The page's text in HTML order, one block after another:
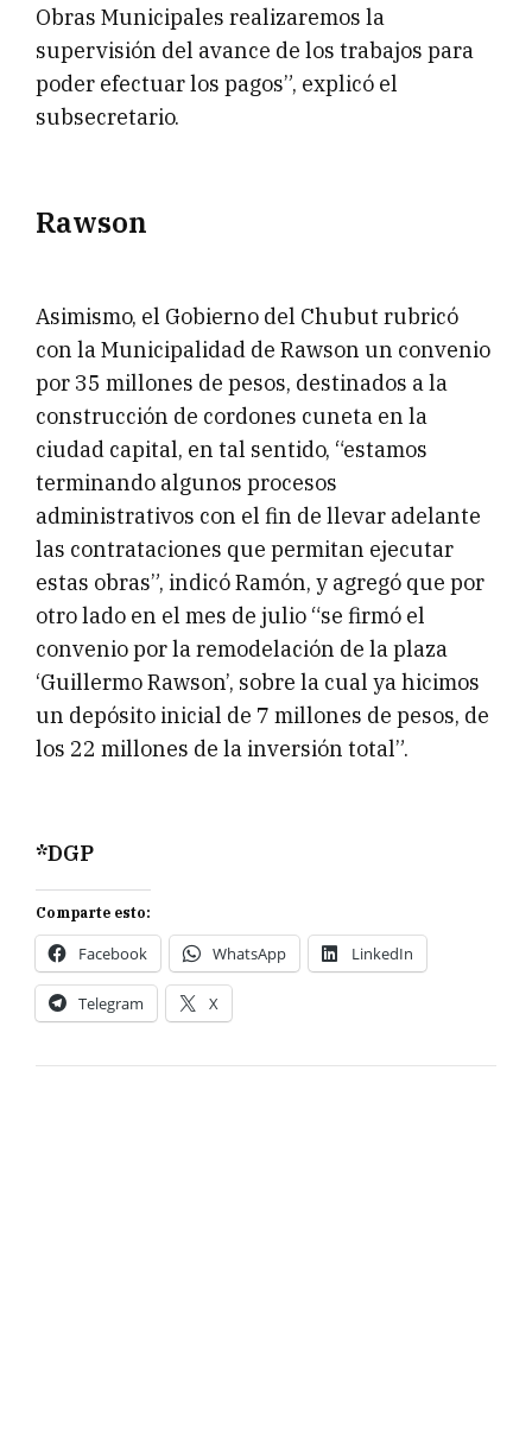
Obras Municipales realizaremos la
supervisión del avance de los trabajos para
poder efectuar los pagos”, explicó el
subsecretario.
Rawson
Asimismo, el Gobierno del Chubut rubricó
con la Municipalidad de Rawson un convenio
por 35 millones de pesos, destinados a la
construcción de cordones cuneta en la
ciudad capital, en tal sentido, “estamos
terminando algunos procesos
administrativos con el fin de llevar adelante
las contrataciones que permitan ejecutar
estas obras”, indicó Ramón, y agregó que por
otro lado en el mes de julio “se firmó el
convenio por la remodelación de la plaza
‘Guillermo Rawson’, sobre la cual ya hicimos
un depósito inicial de 7 millones de pesos, de
los 22 millones de la inversión total”.
*DGP
Comparte esto:
Facebook WhatsApp LinkedIn
Telegram X